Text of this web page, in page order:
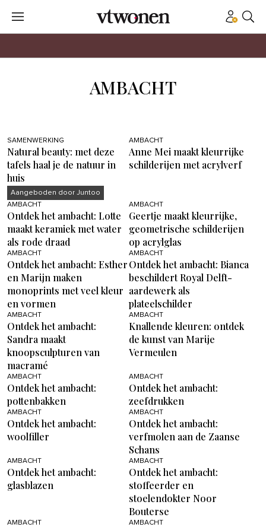
AMBACHT
SAMENWERKING
Natural beauty: met deze
tafels haal je de natuur in
huis
Aangeboden door Juntoo
AMBACHT
Anne Mei maakt kleurrijke
schilderijen met acrylverf
AMBACHT
Ontdek het ambacht: Lotte
maakt keramiek met water
als rode draad
AMBACHT
Geertje maakt kleurrijke,
geometrische schilderijen
op acrylglas
AMBACHT
Ontdek het ambacht: Esther
en Marijn maken
monoprints met veel kleur
en vormen
AMBACHT
Ontdek het ambacht: Bianca
beschildert Royal Delft-
aardewerk als
plateelschilder
AMBACHT
Ontdek het ambacht:
Sandra maakt
knoopsculpturen van
macramé
AMBACHT
Knallende kleuren: ontdek
de kunst van Marije
Vermeulen
AMBACHT
Ontdek het ambacht:
pottenbakken
AMBACHT
Ontdek het ambacht:
zeefdrukken
AMBACHT
Ontdek het ambacht:
woolfiller
AMBACHT
Ontdek het ambacht:
verfmolen aan de Zaanse
Schans
AMBACHT
Ontdek het ambacht:
glasblazen
AMBACHT
Ontdek het ambacht:
stoffeerder en
stoelendokter Noor
Bouterse
AMBACHT AMBACHT